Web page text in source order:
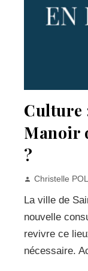
Culture
Manoir
?
Christelle
La ville de
nouvelle
revivre ce
nécessaire.